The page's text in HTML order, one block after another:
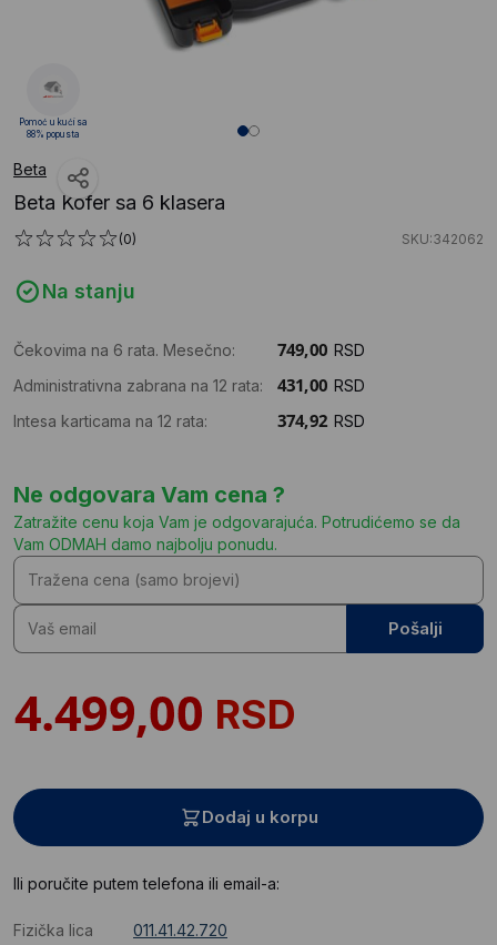
Beta
Beta Kofer sa 6 klasera
(0) SKU:342062
Na stanju
Čekovima na 6 rata. Mesečno:
RSD
Administrativna zabrana na 12 rata:
RSD
Intesa karticama na 12 rata:
RSD
Ne odgovara Vam cena ?
Zatražite cenu koja Vam je odgovarajuća. Potrudićemo se da
Vam ODMAH damo najbolju ponudu.
Pošalji
RSD
Dodaj u korpu
Ili poručite putem telefona ili email-a:
Fizička lica
011.41.42.720
Pomoć u kući sa
88% popusta